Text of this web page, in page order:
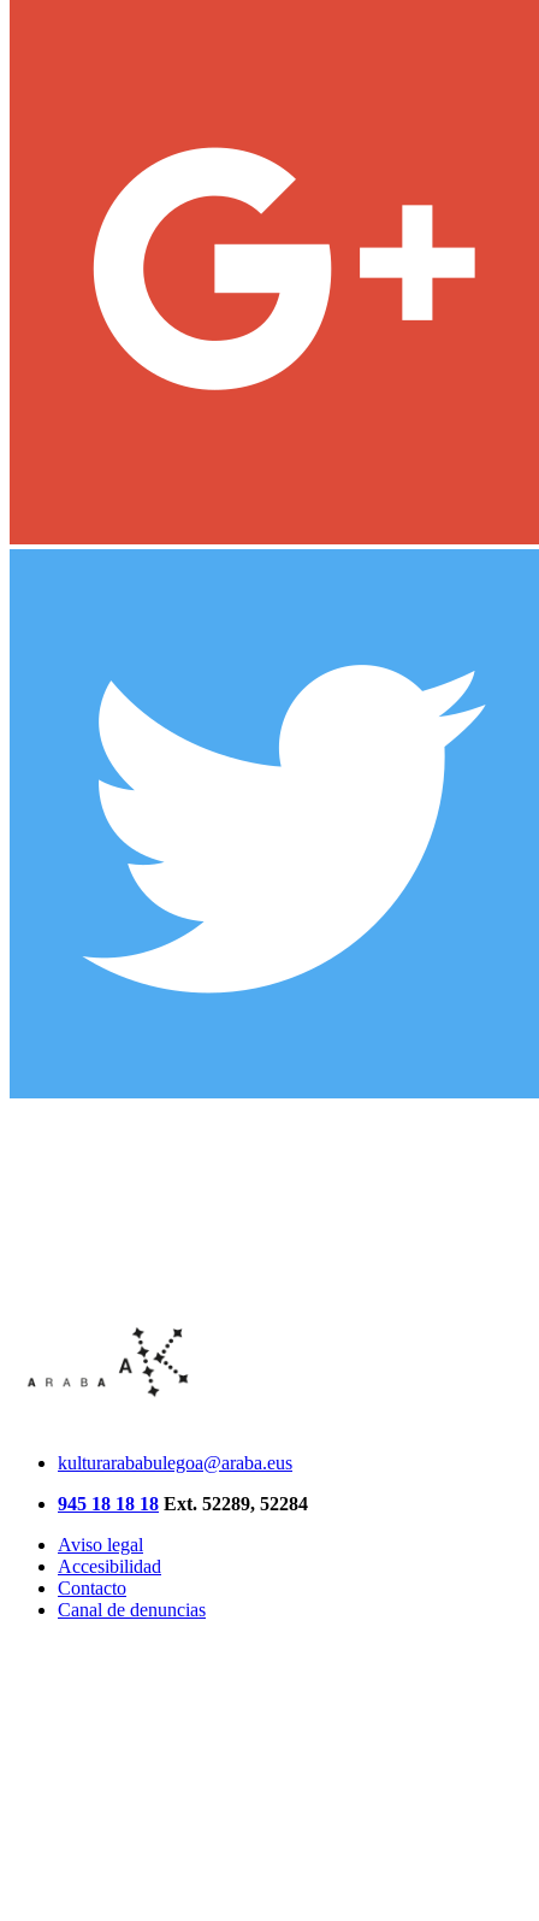
kulturarababulegoa@araba.eus
945 18 18 18 Ext. 52289, 52284
Aviso legal
Accesibilidad
Contacto
Canal de denuncias